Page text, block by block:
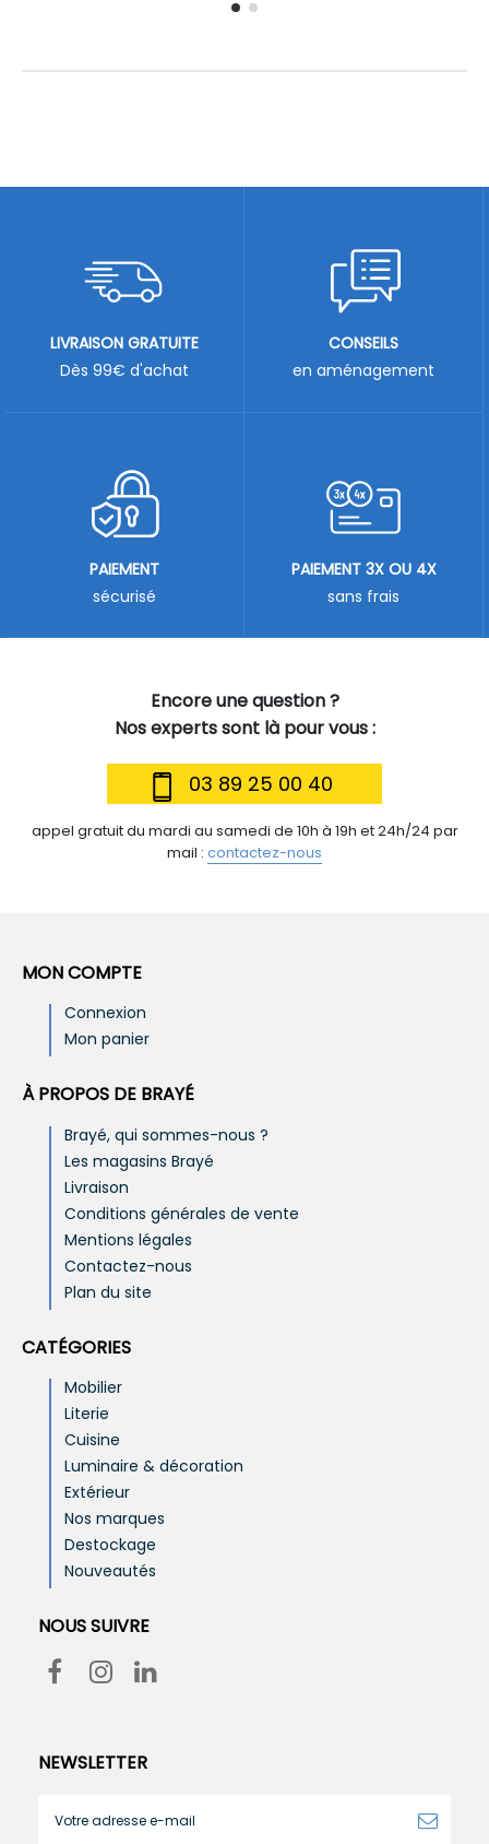
Encore une question ?
Nos experts sont là pour vous :
03 89 25 00 40
appel gratuit du mardi au samedi de 10h à 19h et 24h/24 par
mail : contactez-nous
LIVRAISON GRATUITE
Dès 99€ d'achat
CONSEILS
en aménagement
PAIEMENT
sécurisé
PAIEMENT 3X OU 4X
sans frais
MON COMPTE
Connexion
Mon panier
À PROPOS DE BRAYÉ
Brayé, qui sommes-nous ?
Les magasins Brayé
Livraison
Conditions générales de vente
Mentions légales
Contactez-nous
Plan du site
CATÉGORIES
Mobilier
Literie
Cuisine
Luminaire & décoration
Extérieur
Nos marques
Destockage
Nouveautés
NOUS SUIVRE
NEWSLETTER